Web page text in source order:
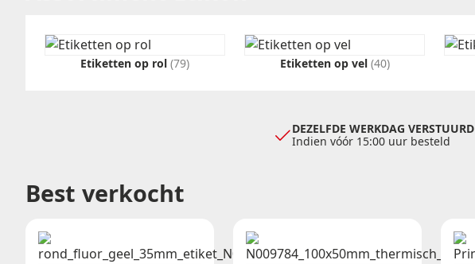
Ronde etiketten
Kortingsstickers
Blanco etiketten
Etiketten op rol(79) Etiketten op vel (40)
DEZELFDE WERKDAG VERSTUURD
Indien vóór 15:00 uur besteld
Best verkocht